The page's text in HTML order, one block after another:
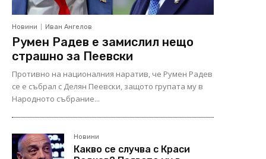
Новини Иван Ангелов
Румен Радев е замислил нещо
страшно за Пеевски
Противно на националния наратив, че Румен Радев
се е събрал с Делян Пеевски, защото групата му в
Народното събрание...
Новини
Какво се случва с Краси